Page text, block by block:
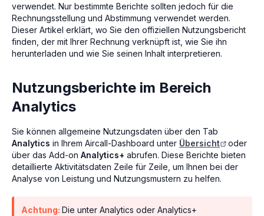
verwendet. Nur bestimmte Berichte sollten jedoch für die
Rechnungsstellung und Abstimmung verwendet werden.
Dieser Artikel erklärt, wo Sie den offiziellen Nutzungsbericht
finden, der mit Ihrer Rechnung verknüpft ist, wie Sie ihn
herunterladen und wie Sie seinen Inhalt interpretieren.
Nutzungsberichte im Bereich
Analytics
Sie können allgemeine Nutzungsdaten über den Tab
Analytics in Ihrem Aircall-Dashboard unter Übersicht oder
über das Add-on Analytics+ abrufen. Diese Berichte bieten
detaillierte Aktivitätsdaten Zeile für Zeile, um Ihnen bei der
Analyse von Leistung und Nutzungsmustern zu helfen.
Achtung: Die unter Analytics oder Analytics+